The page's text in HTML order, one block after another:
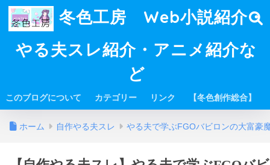
冬色工房 Web小説紹介・
やる夫スレ紹介・アニメ紹介な
ど
このブログについて カテゴリー リンク 【冬色創作総合】
ホーム 自作やる夫スレ やる夫で学ぶFGOバビロンの大富豪